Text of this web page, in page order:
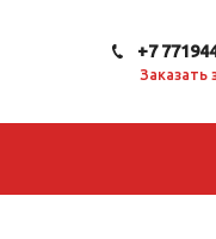
+7
Заказать